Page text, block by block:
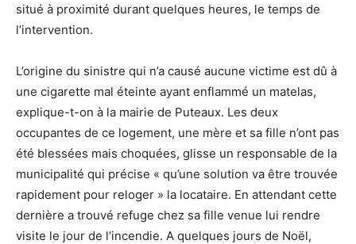
situé à proximité durant quelques heures, le temps de
l’intervention.
L’origine du sinistre qui n’a causé aucune victime est dû à
une cigarette mal éteinte ayant enflammé un matelas,
explique-t-on à la mairie de Puteaux. Les deux
occupantes de ce logement, une mère et sa fille n’ont pas
été blessées mais choquées, glisse un responsable de la
municipalité qui précise « qu’une solution va être trouvée
rapidement pour reloger » la locataire. En attendant cette
dernière a trouvé refuge chez sa fille venue lui rendre
visite le jour de l’incendie. A quelques jours de Noël,